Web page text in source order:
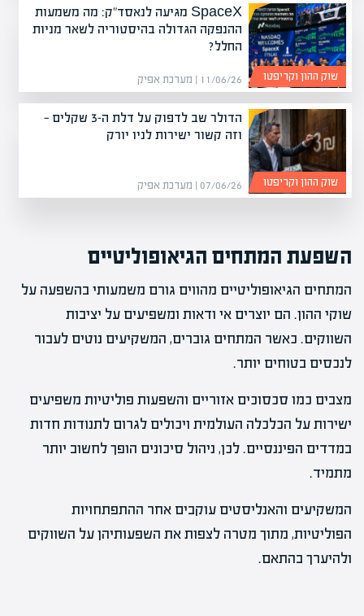
SpaceX מגיעה לנאסד"ק: מה משמעות
ההנפקה הגדולה בהיסטוריה לשאר מניות
החלל?
11/06/26 | מערכת אפיק שוק ההון וקריפטו
הדולר שב לדפוק על דלת ה-3 שקלים —
וזה קשור ישירות לניו יורק
07/06/26 | מערכת אפיק שוק ההון וקריפטו
השפעת המתחים הגיאופוליטיים
המתחים הגיאופוליטיים מהווים גורם משמעותי בהשפעה על
שוקי ההון. הם יוצרים אי ודאות ומשפיעים על יציבות
השווקים. כאשר המתחים גוברים, המשקיעים נוטים לעבור
לנכסים בטוחים יותר.
מצבים כמו סכסוכים אזוריים והשפעות פוליטיות משפיעים
ישירות על הכלכלה העולמית ויכולים לגרום לתנודות חדות
במדדים הפיננסיים. לכן, ניהול סיכונים הופך לחשוב יותר
מתמיד.
המשקיעים והאנליסטים עוקבים אחר ההתפתחויות
הפוליטיות, מתוך מטרה לצפות את השפעותיהן על השווקים
ולהיערך בהתאם.